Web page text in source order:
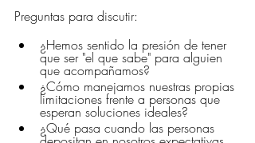
Preguntas para discutir:
¿Hemos sentido la presión de tener
que ser "el que sabe" para alguien
que acompañamos?
¿Cómo manejamos nuestras propias
limitaciones frente a personas que
esperan soluciones ideales?
¿Qué pasa cuando las personas